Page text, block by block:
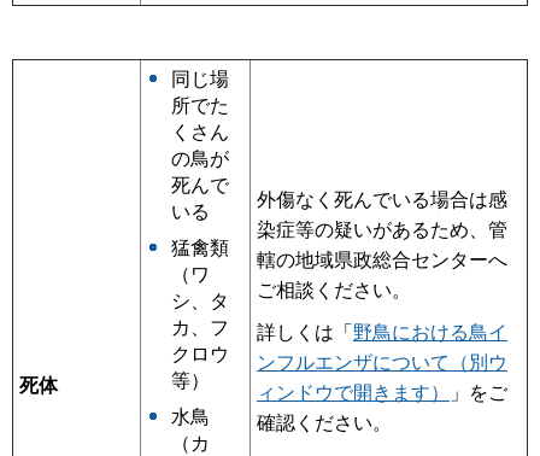
死体
同じ場
所でた
くさん
の鳥が
死んで
いる
猛禽類
（ワ
シ、タ
カ、フ
クロウ
等）
水鳥
（カ
外傷なく死んでいる場合は感
染症等の疑いがあるため、管
轄の地域県政総合センターへ
ご相談ください。
詳しくは「 野鳥における鳥イ
ンフルエンザについて（別ウ
ィンドウで開きます）
」をご
確認ください。